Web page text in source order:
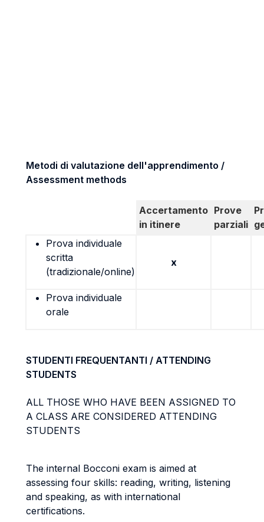
Metodi di valutazione dell'apprendimento /
Assessment methods
Accertamento
in itinere
Prove
parziali
Prova individuale
scritta
(tradizionale/online)
x
Prova individuale
orale
STUDENTI FREQUENTANTI / ATTENDING
STUDENTS
ALL THOSE WHO HAVE BEEN ASSIGNED TO
A CLASS ARE CONSIDERED ATTENDING
STUDENTS
The internal Bocconi exam is aimed at
assessing four skills: reading, writing, listening
and speaking, as with international
certifications.